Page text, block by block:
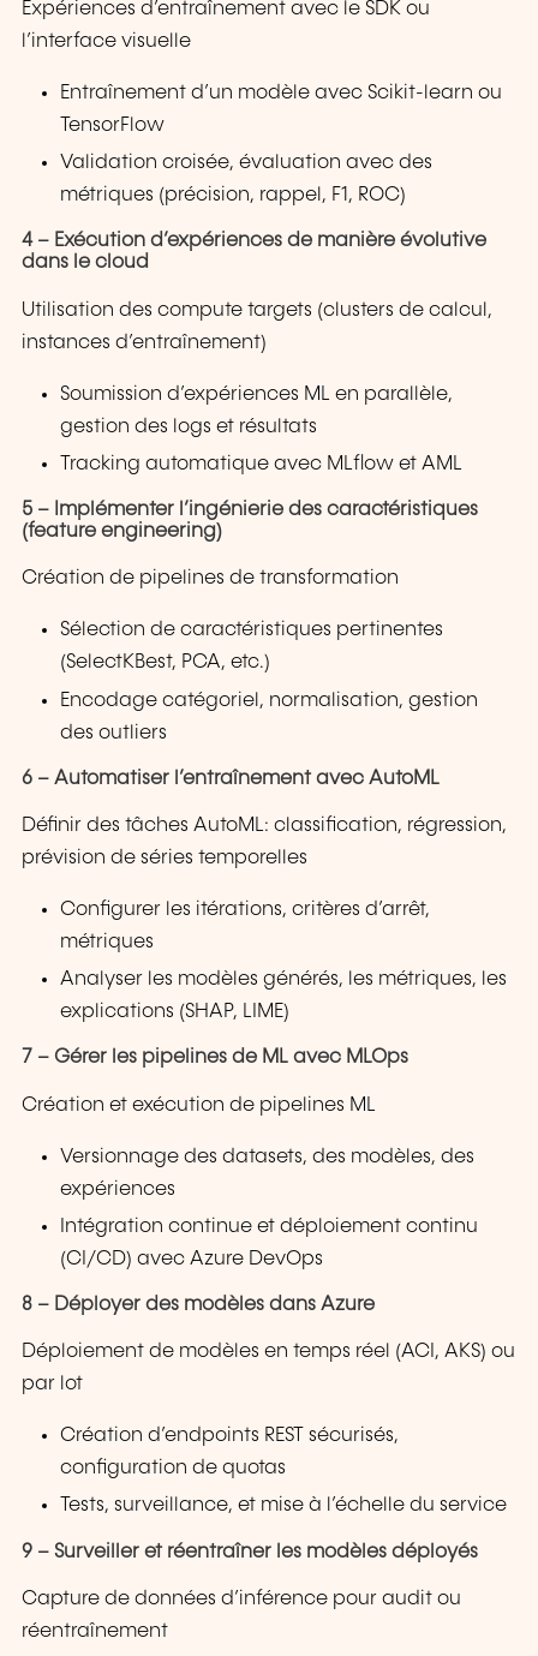
Expériences d’entraînement avec le SDK ou
l’interface visuelle
Entraînement d’un modèle avec Scikit-learn ou
TensorFlow
Validation croisée, évaluation avec des
métriques (précision, rappel, F1, ROC)
4 – Exécution d’expériences de manière évolutive
dans le cloud
Utilisation des compute targets (clusters de calcul,
instances d’entraînement)
Soumission d’expériences ML en parallèle,
gestion des logs et résultats
Tracking automatique avec MLflow et AML
5 – Implémenter l’ingénierie des caractéristiques
(feature engineering)
Création de pipelines de transformation
Sélection de caractéristiques pertinentes
(SelectKBest, PCA, etc.)
Encodage catégoriel, normalisation, gestion
des outliers
6 – Automatiser l’entraînement avec AutoML
Définir des tâches AutoML: classification, régression,
prévision de séries temporelles
Configurer les itérations, critères d’arrêt,
métriques
Analyser les modèles générés, les métriques, les
explications (SHAP, LIME)
7 – Gérer les pipelines de ML avec MLOps
Création et exécution de pipelines ML
Versionnage des datasets, des modèles, des
expériences
Intégration continue et déploiement continu
(CI/CD) avec Azure DevOps
8 – Déployer des modèles dans Azure
Déploiement de modèles en temps réel (ACI, AKS) ou
par lot
Création d’endpoints REST sécurisés,
configuration de quotas
Tests, surveillance, et mise à l’échelle du service
9 – Surveiller et réentraîner les modèles déployés
Capture de données d’inférence pour audit ou
réentraînement